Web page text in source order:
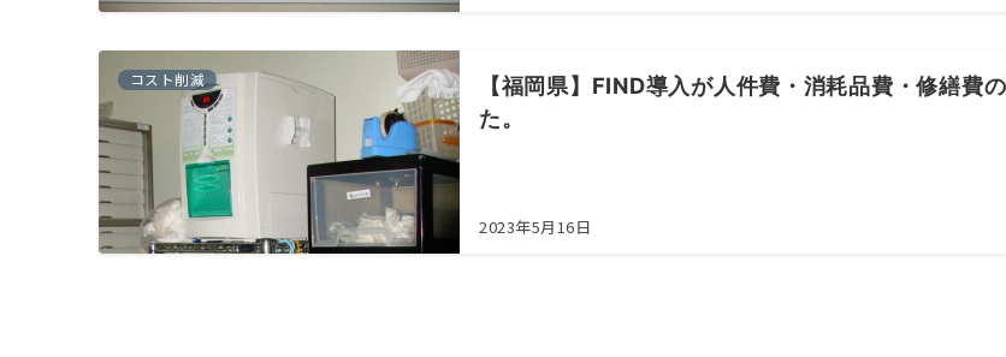
コスト削減
【福岡県】FIND導入が人件費・消耗品費・修繕費
た。
2023年5月16日